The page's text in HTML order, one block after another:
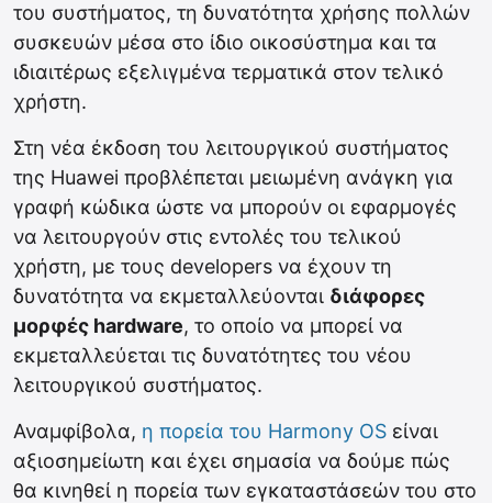
του συστήματος, τη δυνατότητα χρήσης πολλών
συσκευών μέσα στο ίδιο οικοσύστημα και τα
ιδιαιτέρως εξελιγμένα τερματικά στον τελικό
χρήστη.
Στη νέα έκδοση του λειτουργικού συστήματος
της Huawei προβλέπεται μειωμένη ανάγκη για
γραφή κώδικα ώστε να μπορούν οι εφαρμογές
να λειτουργούν στις εντολές του τελικού
χρήστη, με τους developers να έχουν τη
δυνατότητα να εκμεταλλεύονται διάφορες
μορφές hardware, το οποίο να μπορεί να
εκμεταλλεύεται τις δυνατότητες του νέου
λειτουργικού συστήματος.
Αναμφίβολα, η πορεία του Harmony OS είναι
αξιοσημείωτη και έχει σημασία να δούμε πώς
θα κινηθεί η πορεία των εγκαταστάσεών του στο